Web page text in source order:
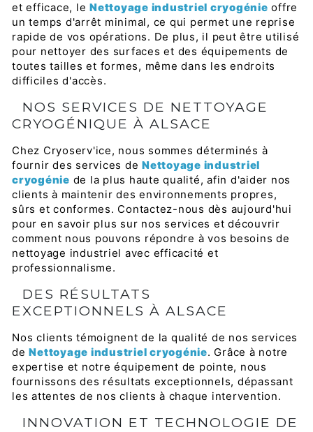
et efficace, le Nettoyage industriel cryogénie offre
un temps d'arrêt minimal, ce qui permet une reprise
rapide de vos opérations. De plus, il peut être utilisé
pour nettoyer des surfaces et des équipements de
toutes tailles et formes, même dans les endroits
difficiles d'accès.
NOS SERVICES DE NETTOYAGE
CRYOGÉNIQUE À ALSACE
Chez Cryoserv'ice, nous sommes déterminés à
fournir des services de Nettoyage industriel
cryogénie de la plus haute qualité, afin d'aider nos
clients à maintenir des environnements propres,
sûrs et conformes. Contactez-nous dès aujourd'hui
pour en savoir plus sur nos services et découvrir
comment nous pouvons répondre à vos besoins de
nettoyage industriel avec efficacité et
professionnalisme.
DES RÉSULTATS
EXCEPTIONNELS À ALSACE
Nos clients témoignent de la qualité de nos services
deNettoyage industriel cryogénie. Grâce à notre
expertise et notre équipement de pointe, nous
fournissons des résultats exceptionnels, dépassant
les attentes de nos clients à chaque intervention.
INNOVATION ET TECHNOLOGIE DE